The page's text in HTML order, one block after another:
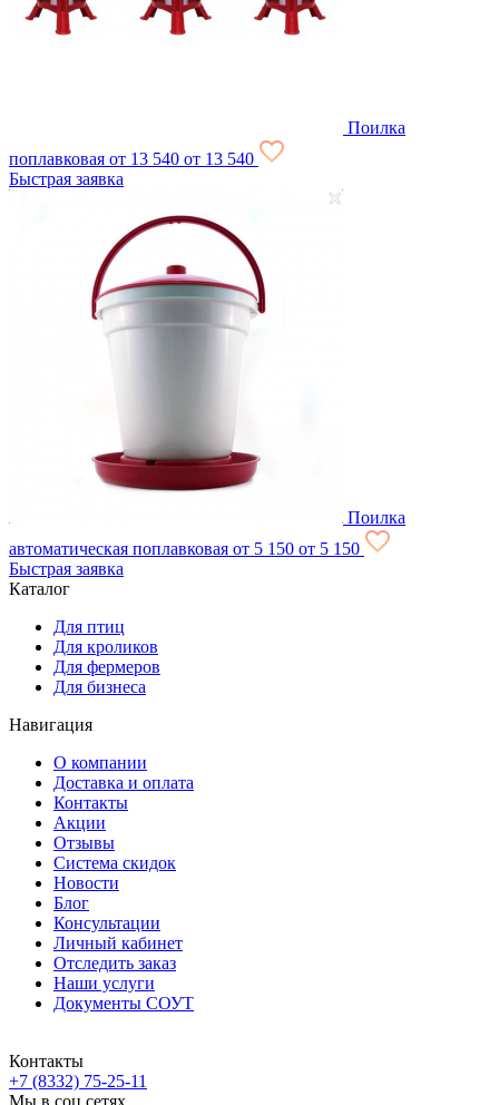
Поилка
поплавковая от 13 540 от 13 540
Быстрая заявка
Поилка
автоматическая поплавковая от 5 150 от 5 150
Быстрая заявка
Каталог
Для птиц
Для кроликов
Для фермеров
Для бизнеса
Навигация
О компании
Доставка и оплата
Контакты
Акции
Отзывы
Система скидок
Новости
Блог
Консультации
Личный кабинет
Отследить заказ
Наши услуги
Документы СОУТ
Контакты
+7 (8332) 75-25-11
Мы в соц.сетях